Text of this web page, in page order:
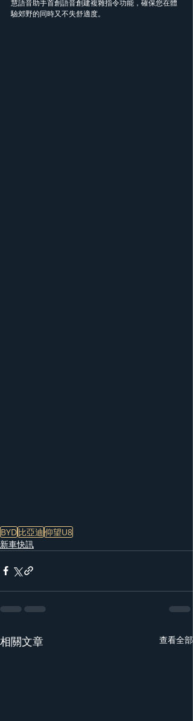
慧語音助手首創語音創建複雜指令功能，確保您在體
驗郊野的同時又不失舒適度。
BYD比亞迪仰望U8
新車快訊
相關文章 查看全部